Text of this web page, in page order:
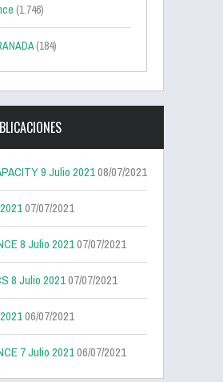
(1.746)
(184)
9 Julio 202108/07/2021
07/07/2021
8 Julio 202107/07/2021
8 Julio 202107/07/2021
06/07/2021
7 Julio 202106/07/2021